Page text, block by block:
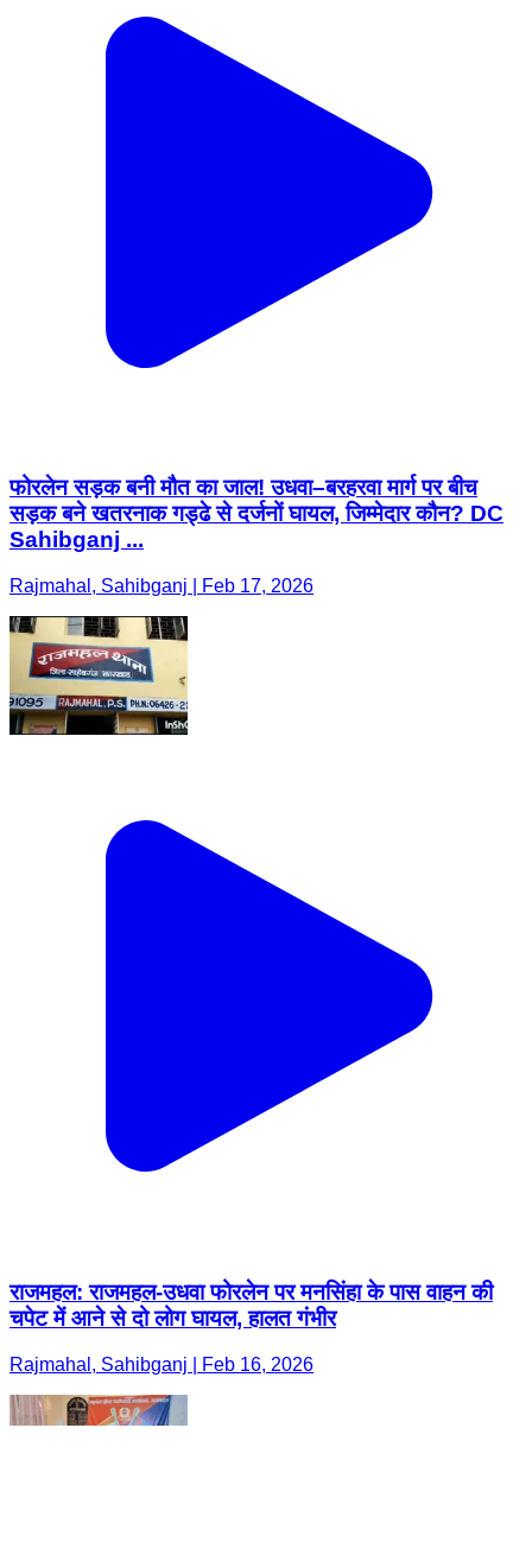
फोरलेन सड़क बनी मौत का जाल! उधवा–बरहरवा मार्ग पर बीच
सड़क बने खतरनाक गड्ढे से दर्जनों घायल, जिम्मेदार कौन? DC
Sahibganj ...
Rajmahal, Sahibganj | Feb 17, 2026
राजमहल: राजमहल-उधवा फोरलेन पर मनसिंहा के पास वाहन की
चपेट में आने से दो लोग घायल, हालत गंभीर
Rajmahal, Sahibganj | Feb 16, 2026